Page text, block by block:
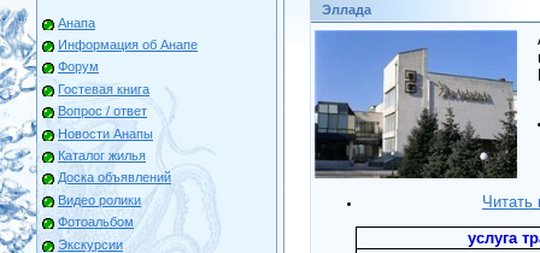
Анапа
Информация об Анапе
Форум
Гостевая книга
Вопрос / ответ
Новости Анапы
Каталог жилья
Доска объявлений
Видео ролики
Фотоальбом
Экскурсии
Эллада
услуга